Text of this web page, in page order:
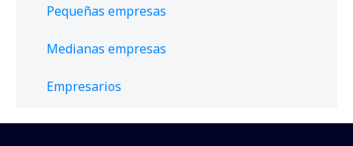
Pequeñas empresas
Medianas empresas
Empresarios